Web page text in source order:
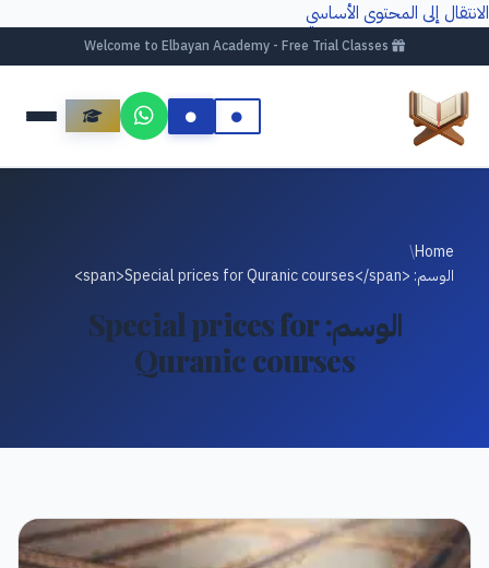
الانتقال إلى المحتوى الأساسي
Home
/
الوسم: <span>Special prices for Quranic courses</span>
الوسم:Special prices for
Quranic courses